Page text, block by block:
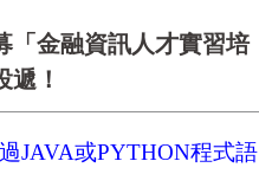
「金融資訊人才實習培
！
JAVA或PYTHON程式語